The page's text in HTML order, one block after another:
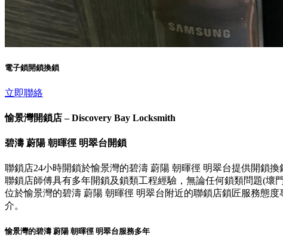
電子鎖開鎖換鎖
立即聯絡
愉景灣開鎖店 – Discovery Bay Locksmith
碧濤 蔚陽 朝暉徑 明翠台開鎖
聯鎖店24小時開鎖於愉景灣的碧濤 蔚陽 朝暉徑 明翠台提供開鎖
聯鎖店師傅具有多年開鎖及鎖類工程經驗，無論任何鎖類問題(壞
位於愉景灣的碧濤 蔚陽 朝暉徑 明翠台附近的聯鎖店鎖匠服務態
介。
愉景灣的碧濤 蔚陽 朝暉徑 明翠台服務多年